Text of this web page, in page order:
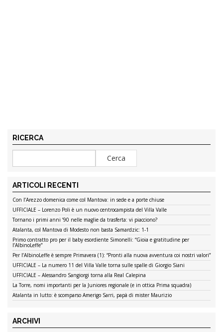
RICERCA
ARTICOLI RECENTI
Con l’Arezzo domenica come col Mantova: in sede e a porte chiuse
UFFICIALE – Lorenzo Poli è un nuovo centrocampista del Villa Valle
Tornano i primi anni ’90 nelle maglie da trasferta: vi piacciono?
Atalanta, col Mantova di Modesto non basta Samardzic: 1-1
Primo contratto pro per il baby esordiente Simonelli: “Gioia e gratitudine per
l’AlbinoLeffe”
Per l’AlbinoLeffe è sempre Primavera (1): “Pronti alla nuova avventura coi nostri valori”
UFFICIALE – La numero 11 del Villa Valle torna sulle spalle di Giorgio Siani
UFFICIALE – Alessandro Sangiorgi torna alla Real Calepina
La Torre, nomi importanti per la Juniores regionale (e in ottica Prima squadra)
Atalanta in lutto: è scomparso Amerigo Sarri, papà di mister Maurizio
ARCHIVI